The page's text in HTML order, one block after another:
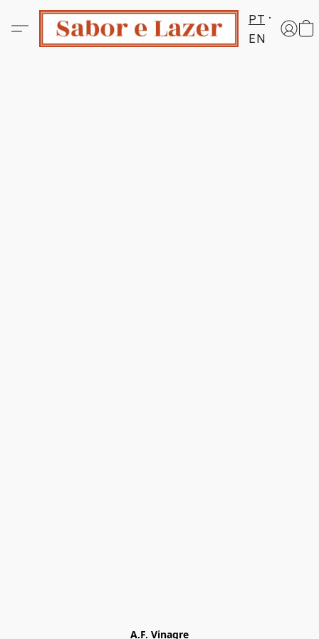
PT
EN
A.F. Vinagre